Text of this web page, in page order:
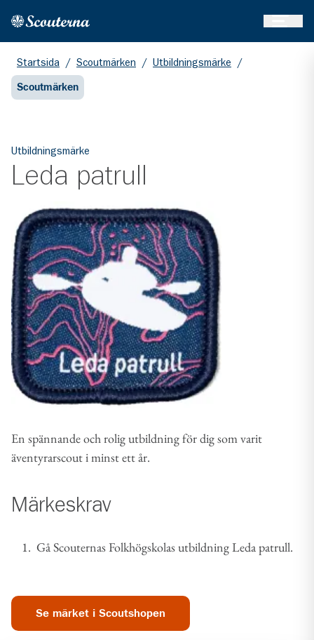
Hem
Startsida / Scoutmärken / Utbildningsmärke /
Scoutmärken
Utbildningsmärke
Leda patrull
En spännande och rolig utbildning för dig som varit
äventyrarscout i minst ett år.
Märkeskrav
Gå Scouternas Folkhögskolas utbildning Leda patrull.
Se märket i Scoutshopen